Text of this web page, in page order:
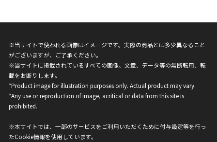
※当サイトで使われる画像はイメージです。実際の商品とは多少異なること
がございますが、ご了承ください。
※当サイトに掲載されているすべての画像、文章、データ等の無断転用、転
載をお断りします。
*Product image for illustration purposes only. Actual product may vary.
*Any use or reproduction of image, acritical or data from this site is
prohibited.
※本サイトでは、一部のサービスをご利用いただくために付与設定等を行っ
たCookie情報を使用しています。